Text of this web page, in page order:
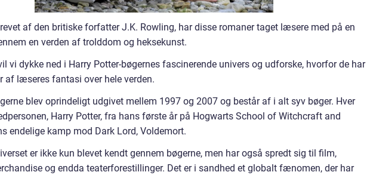
af den britiske forfatter J.K. Rowling, har disse romaner taget læsere med på en
en verden af trolddom og heksekunst.
vi dykke ned i Harry Potter-bøgernes fascinerende univers og udforske, hvorfor de har
af læseres fantasi over hele verden.
blev oprindeligt udgivet mellem 1997 og 2007 og består af i alt syv bøger. Hver
Harry Potter, fra hans første år på Hogwarts School of Witchcraft and
endelige kamp mod Dark Lord, Voldemort.
er ikke kun blevet kendt gennem bøgerne, men har også spredt sig til film,
og endda teaterforestillinger. Det er i sandhed et globalt fænomen, der har